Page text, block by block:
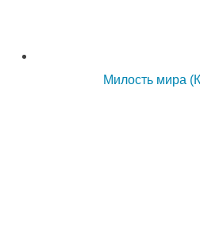
Милость мира